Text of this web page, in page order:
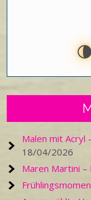
U
Malen mit
18/04/2026
Maren Martini –